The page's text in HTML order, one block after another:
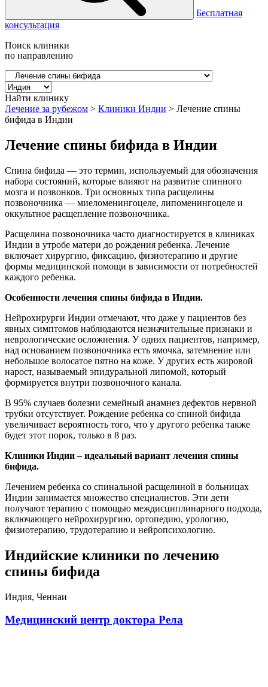
Бесплатная
консультация
Поиск клиники
по направлению
Найти клинику
Лечение за рубежом > Клиники Индии > Лечение спины
бифида в Индии
Лечение спины бифида в Индии
Спина бифида — это термин, используемый для обозначения
набора состояний, которые влияют на развитие спинного
мозга и позвонков. Три основных типа расщелины
позвоночника — миеломенингоцеле, липоменингоцеле и
оккультное расщепление позвоночника.
Расщелина позвоночника часто диагностируется в клиниках
Индии в утробе матери до рождения ребенка. Лечение
включает хирургию, фиксацию, физиотерапию и другие
формы медицинской помощи в зависимости от потребностей
каждого ребенка.
Особенности лечения спины бифида в Индии.
Нейрохирурги Индии отмечают, что даже у пациентов без
явных симптомов наблюдаются незначительные признаки и
неврологические осложнения. У одних пациентов, например,
над основанием позвоночника есть ямочка, затемнение или
небольшое волосатое пятно на коже. У других есть жировой
нарост, называемый эпидуральной липомой, который
формируется внутри позвоночного канала.
В 95% случаев болезни семейный анамнез дефектов нервной
трубки отсутствует. Рождение ребенка со спиной бифида
увеличивает вероятность того, что у другого ребенка также
будет этот порок, только в 8 раз.
Клиники Индии – идеальный вариант лечения спины
бифида.
Лечением ребенка со спинальной расщелиной в больницах
Индии занимается множество специалистов. Эти дети
получают терапию с помощью междисциплинарного подхода,
включающего нейрохирургию, ортопедию, урологию,
физиотерапию, трудотерапию и нейропсихологию.
Индийские клиники по лечению
спины бифида
Индия, Ченнаи
Медицинский центр доктора Рела